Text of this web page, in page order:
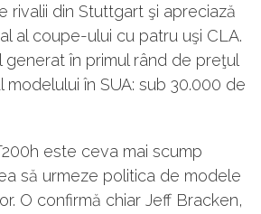
rivalii din Stuttgart şi apreciază
al coupe-ului cu patru uşi CLA.
generat în primul rând de preţul
în SUA: sub 30.000 de
este ceva mai scump
să urmeze politica de modele
O confirmă chiar Jeff Bracken,